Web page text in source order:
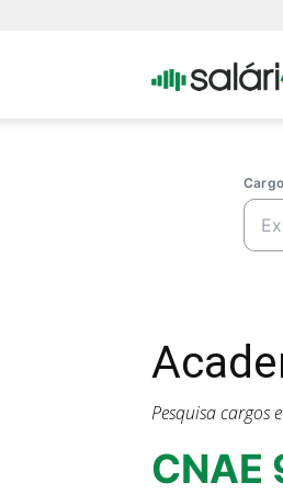
Pesquisa cargos